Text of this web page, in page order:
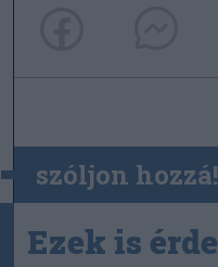
szóljon hozzá!
Ezek is